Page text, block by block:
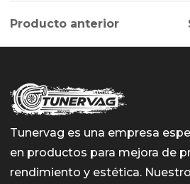
Producto anterior
Tunervag es una empresa
en productos para mejora de
rendimiento y estética.